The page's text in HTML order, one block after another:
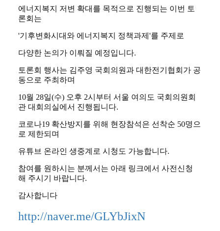
에너지복지 저변 확대를 목적으로 진행되는 이번 토
론회는
'기후변화시대와 에너지복지 정책과제'를 주제로
다양한 논의가 이뤄질 예정입니다.
토론회 행사는 김주영 국회의원과 대한전기협회가 공
동으로 주최하며
10월 28일(수) 오후 2시부터 서울 여의도 국회의원회
관 대회의실에서 진행됩니다.
코로나19 확산방지를 위해 현장참석은 선착순 50명으
로 제한되며
유튜브 온라인 생중계로 시청도 가능합니다.
참여를 원하시는 분께서는 아래 링크에서 사전신청
해 주시기 바랍니다.
감사합니다
http://naver.me/GLYbJixN